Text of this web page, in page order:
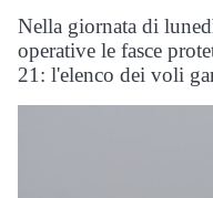
Nella giornata di
operative le fasce
21: l'elenco dei voli